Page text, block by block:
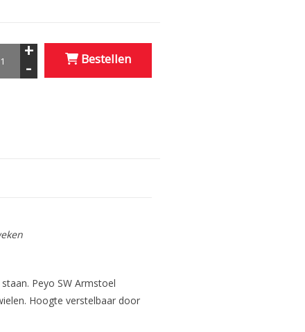
+
- Bestellen
Peyo SW Armstoel
Hoogte verstelbaar door